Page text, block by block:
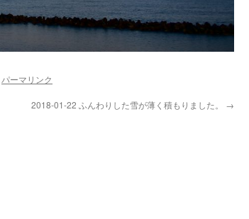
パーマリンク
2018-01-22 ふんわりした雪が薄く積もりました。 →